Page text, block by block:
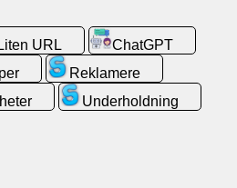
Liten URL
ChatGPT
Reklamere
Underholdning